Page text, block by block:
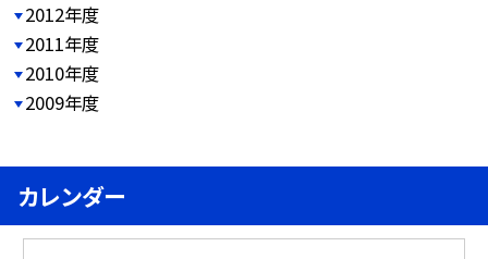
2012年度
2011年度
2010年度
2009年度
カレンダー